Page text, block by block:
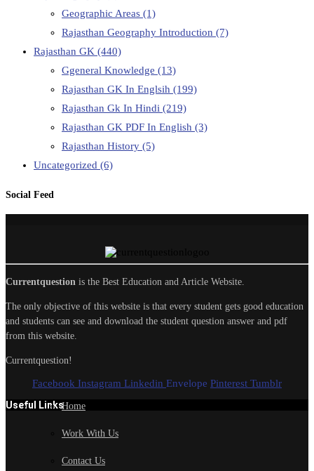
Geographic Areas (1)
Rajasthan Geography Introduction (7)
Rajasthan GK (440)
Ggeneral Knowledge (13)
Rajasthan GK In Englsih (199)
Rajasthan Gk In Hindi (219)
Rajasthan GK PDF In English (3)
Rajasthan History (5)
Uncategorized (6)
Social Feed
Currentquestion is the Best Education and Article Website.
The only objective of this website is that every student gets good education
and students can see and download the student question answer and pdf
from this website.
Currentquestion!
Facebook Instagram Linkedin Envelope Pinterest Tumblr
Useful LinksHome
Work With Us
Contact Us